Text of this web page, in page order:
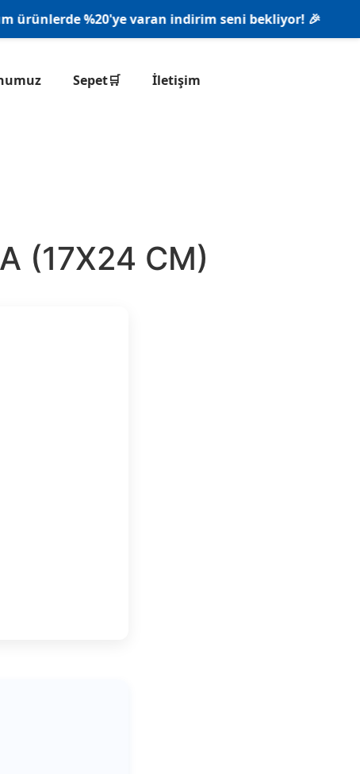
%20'ye varan indirim seni bekliyor! 🎉
Sepet🛒 İletişim
(17X24 CM)